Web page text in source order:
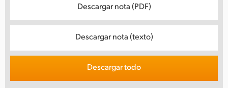
Descargar nota (PDF)
Descargar nota (texto)
Descargar todo